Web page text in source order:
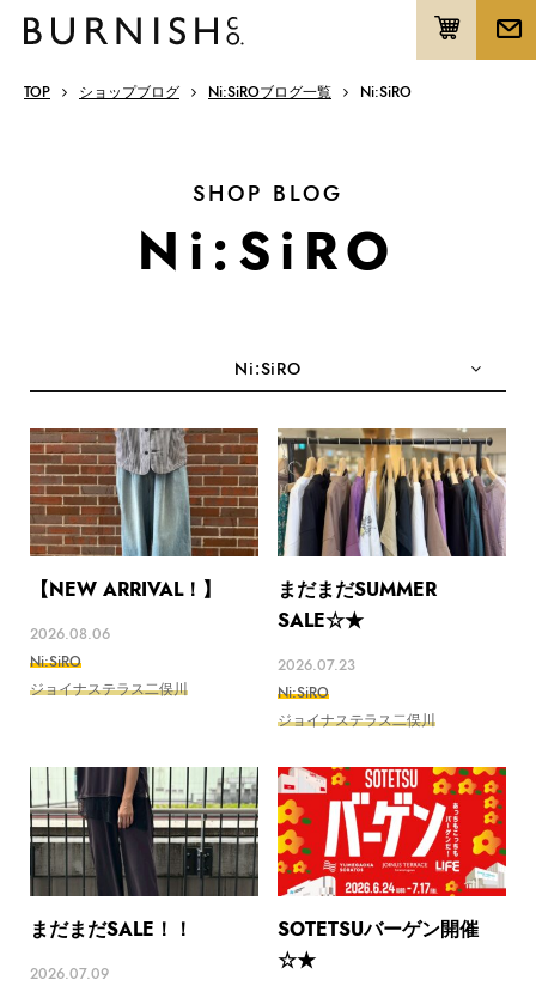
TOP ショップブログ Ni:SiROブログ一覧 Ni:SiRO
SHOP BLOG
Ni:SiRO
Ni:SiRO
【NEW ARRIVAL！】
2026.08.06
Ni:SiRO
ジョイナステラス二俣川
まだまだSUMMER
SALE☆★
2026.07.23
Ni:SiRO
ジョイナステラス二俣川
まだまだSALE！！
2026.07.09
SOTETSUバーゲン開催
☆★